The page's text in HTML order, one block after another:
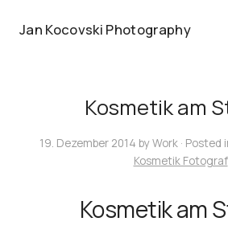
Jan Kocovski Photography
Kosmetik am
19. Dezember 2014 byWork · Posted
Kosmetik Fotograf
Kosmetik am